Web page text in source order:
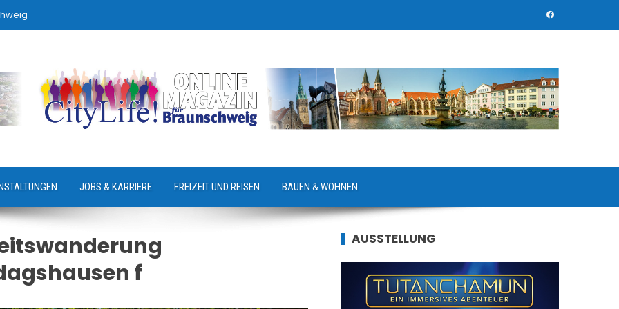
JOBS & KARRIERE FREIZEIT UND REISEN BAUEN & WOHNEN
f
AUSSTELLUNG